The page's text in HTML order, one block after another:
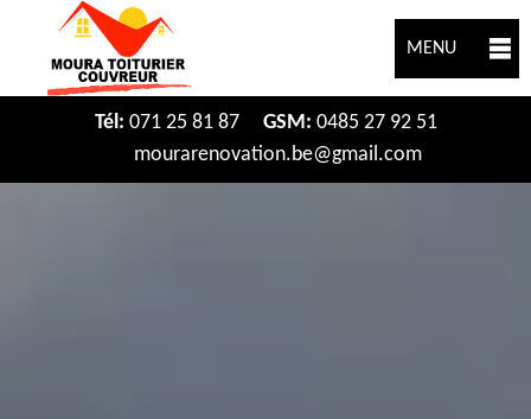
MENU
Tél: 071 25 81 87 GSM: 0485 27 92 51
mourarenovation.be@gmail.com